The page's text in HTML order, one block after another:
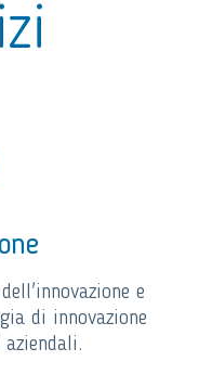
e
di innovazione